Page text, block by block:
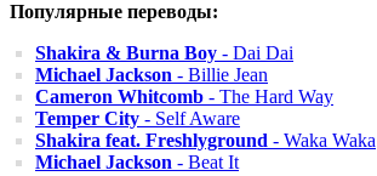
Популярные переводы:
Shakira & Burna Boy - Dai Dai
Michael Jackson - Billie Jean
Cameron Whitcomb - The Hard Way
Temper City - Self Aware
Shakira feat. Freshlyground - Waka Waka
Michael Jackson - Beat It